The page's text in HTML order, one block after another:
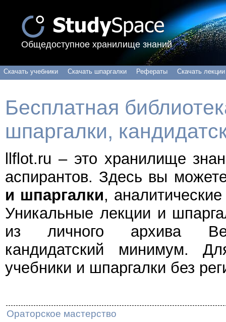
Общедоступное хранилище знаний
Скачать учебники Скачать шпаргалки Рефераты Скачать лекции
Бесплатная
шпаргалки,
llflot.ru – это хранилище
аспирантов. Здесь вы
и шпаргалки,
Уникальные лекции и
из личного архива
кандидатский минимум.
учебники и шпаргалки без
Ораторское мастерство